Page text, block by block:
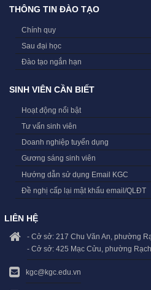
THÔNG TIN ĐÀO TẠO
Chính quy
Sau đại học
Đào tạo ngắn hạn
SINH VIÊN CẦN BIẾT
Hoạt động nổi bật
Tư vấn sinh viên
Doanh nghiệp tuyển dụng
Gương sáng sinh viên
Hướng dẫn sử dụng Email KGC
Đề nghị cấp lại mật khẩu email/QLĐT
LIÊN HỆ
- Cở sở: 217 Chu Văn An, phường
- Cở sở: 425 Mạc Cửu, phường
kgc@kgc.edu.vn